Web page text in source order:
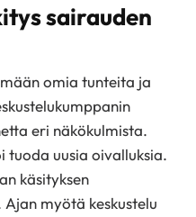
sairauden
omia tunteita ja
eri näkökulmista.
tuoda uusia oivalluksia.
käsityksen
Ajan myötä keskustelu